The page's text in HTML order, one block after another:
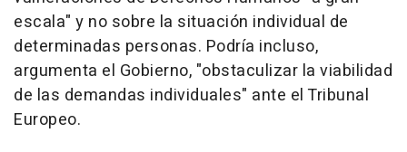
escala" y no sobre la situación individual de
determinadas personas. Podría incluso,
argumenta el Gobierno, "obstaculizar la viabilidad
de las demandas individuales" ante el Tribunal
Europeo.